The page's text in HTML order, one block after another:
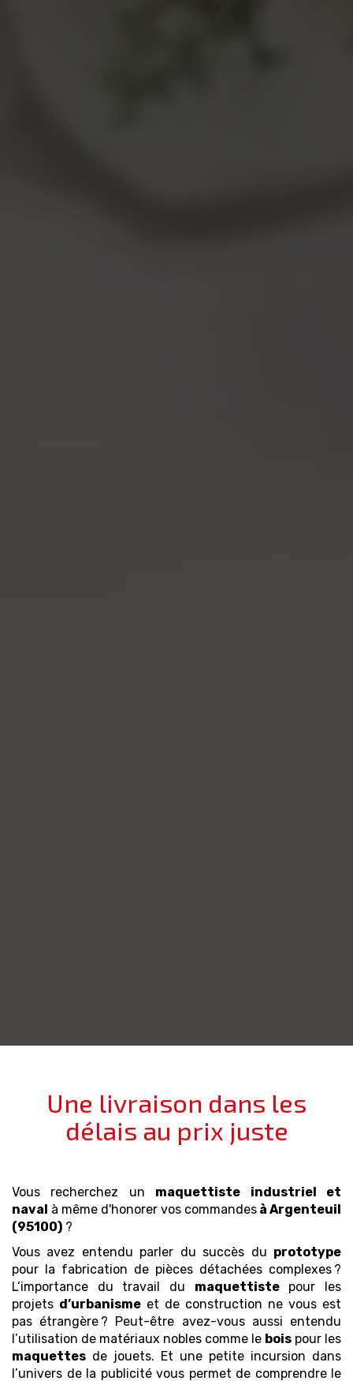
Une livraison dans les
délais au prix juste
Vous recherchez un maquettiste industriel et
naval à même d'honorer vos commandes à Argenteuil
(95100) ?
Vous avez entendu parler du succès du prototype
pour la fabrication de pièces détachées complexes ?
L’importance du travail du maquettistepour les
projets d’urbanisme et de construction ne vous est
pas étrangère ? Peut-être avez-vous aussi entendu
l’utilisation de matériaux nobles comme le bois pour les
maquettes de jouets. Et une petite incursion dans
l’univers de la publicité vous permet de comprendre le